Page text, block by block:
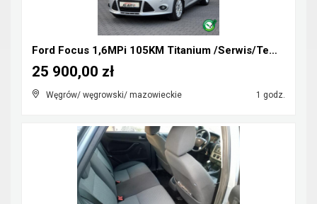
Ford Focus 1,6MPi 105KM Titanium /Serwis/Tempomat/...
Węgrów/ węgrowski/ mazowieckie 1 godz.
25 900,00 zł